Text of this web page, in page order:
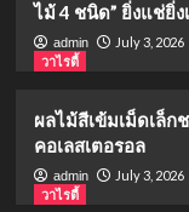
ไม้ 4 ชนิด” ยิ่งแช่ยิ่ง
admin
July 3, 2026
วาไรตี้
ผลไม้สีเข้มเม็ดเล็
คอเลสเตอรอล
admin
July 3, 2026
วาไรตี้